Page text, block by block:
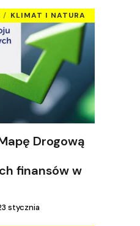
KLIMAT I NATURA
Drogową
finansów w
stycznia